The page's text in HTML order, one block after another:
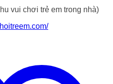
vui chơi trẻ em trong nhà)